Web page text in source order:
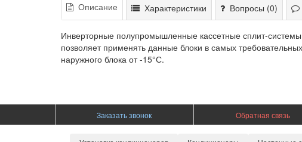
Описание Характеристики Вопросы (0)
Инверторные полупромышленные кассетные сплит-
позволяет применять данные блоки в самых
наружного блока от -15°С.
Заказать звонок Обратная связь